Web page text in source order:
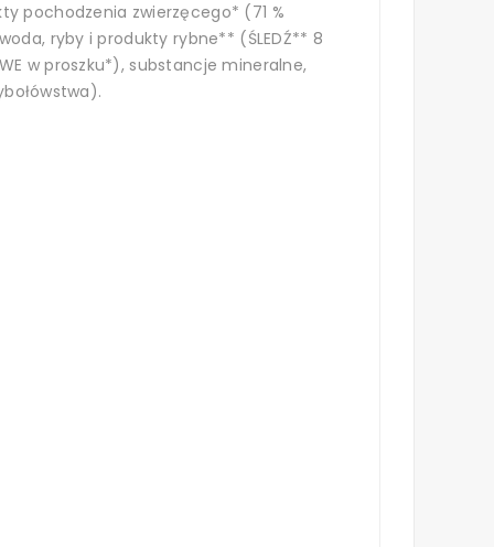
pochodzenia zwierzęcego* (71 %
ryby i produkty rybne** (ŚLEDŹ** 8
w proszku*), substancje mineralne,